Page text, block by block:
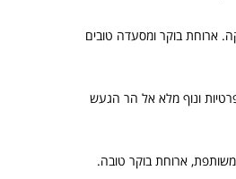
ארוחת בוקר ומסעדה טובים
פרטיות ונוף מלא אל הר הגעש
משותפת, ארוחת בוקר טובה.